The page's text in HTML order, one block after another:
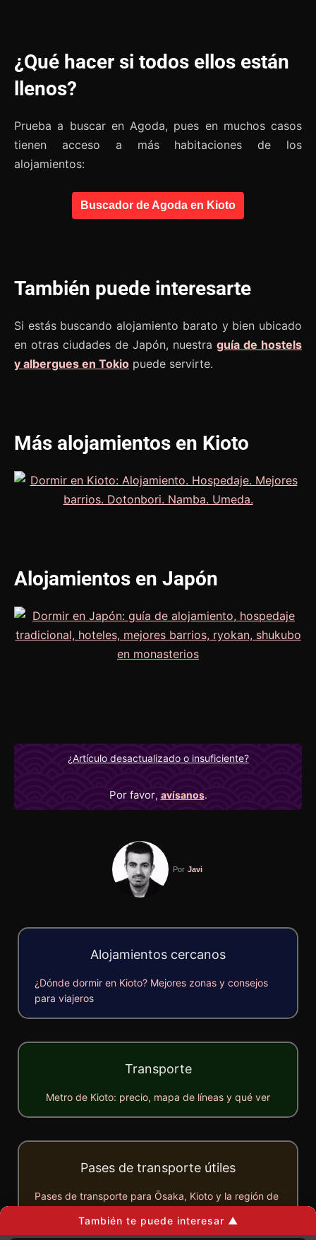
¿Qué hacer si todos ellos están
llenos?
Prueba a buscar en Agoda, pues en muchos casos
tienen acceso a más habitaciones de los
alojamientos:
Buscador de Agoda en Kioto
También puede interesarte
Si estás buscando alojamiento barato y bien ubicado
en otras ciudades de Japón, nuestra guía de hostels
y albergues en Tokio puede servirte.
Más alojamientos en Kioto
Alojamientos en Japón
¿Artículo desactualizado o insuficiente?
Por favor, avísanos.
Por Javi
Alojamientos cercanos
¿Dónde dormir en Kioto? Mejores zonas y consejos
para viajeros
Transporte
Metro de Kioto: precio, mapa de líneas y qué ver
Pases de transporte útiles
Pases de transporte para Ōsaka, Kioto y la región de
También te puede interesar ▲